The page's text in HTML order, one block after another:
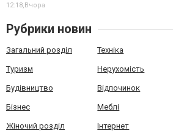
12:18, Вчора
Рубрики новин
Загальний розділ Техніка
Туризм Нерухомість
Будівництво Відпочинок
Бізнес Меблі
Жіночий розділ Інтернет